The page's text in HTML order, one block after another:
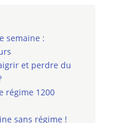
semaine :
et perdre du
régime 1200
sans régime !